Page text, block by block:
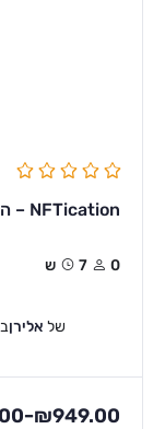
NFTication – הקורס המקיף ליצירת קולקצית NFT
0 7ש
של אלירן
–₪949.00